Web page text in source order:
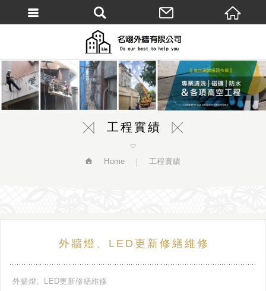
工程實績
Home 工程實績
外牆燈、LED更新修繕維修
外牆燈、LED更新修繕維修
繁體中文